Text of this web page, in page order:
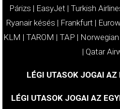
Párizs | EasyJet | Turkish
Ryanair késés | Frankfurt |
KLM | TAROM | TAP | Norwegian
| Qatar
LÉGI UTASOK JOGAI AZ
LÉGI UTASOK JOGAI AZ